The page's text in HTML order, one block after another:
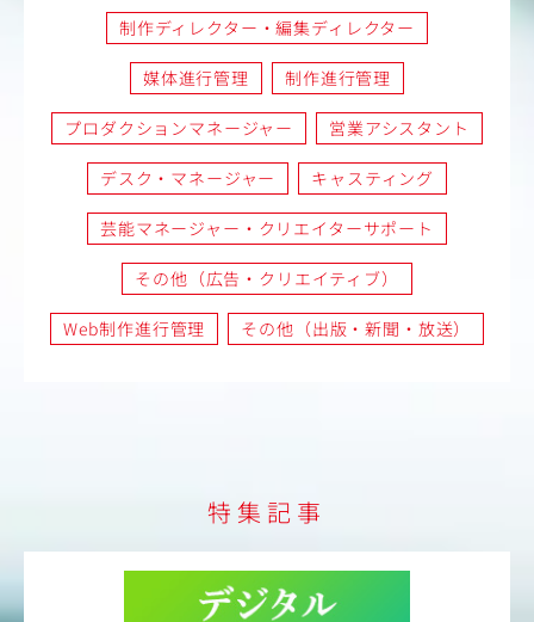
制作ディレクター・編集ディレクター
媒体進行管理 制作進行管理
プロダクションマネージャー 営業アシスタント
デスク・マネージャー キャスティング
芸能マネージャー・クリエイターサポート
その他（広告・クリエイティブ）
Web制作進行管理 その他（出版・新聞・放送）
特集記事